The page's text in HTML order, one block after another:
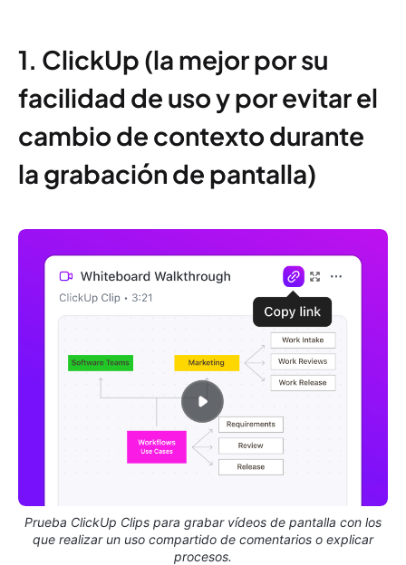
1. ClickUp (la mejor por su
facilidad de uso y por evitar el
cambio de contexto durante
la grabación de pantalla)
Prueba ClickUp Clips para grabar vídeos de pantalla con los
que realizar un uso compartido de comentarios o explicar
procesos.